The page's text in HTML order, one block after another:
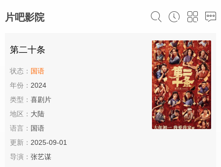
片吧影院
第二十条
状态： 国语
年份： 2024
类型： 喜剧片
地区： 大陆
语言： 国语
更新： 2025-09-01
导演： 张艺谋